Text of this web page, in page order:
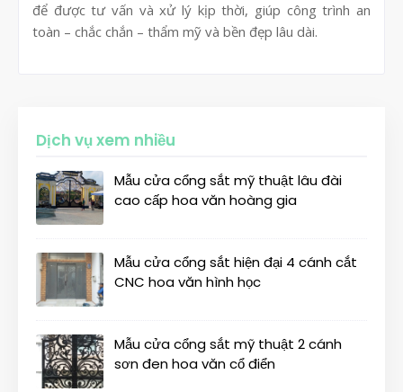
để được tư vấn và xử lý kịp thời, giúp công trình an
toàn – chắc chắn – thẩm mỹ và bền đẹp lâu dài.
Dịch vụ xem nhiều
Mẫu cửa cổng sắt mỹ thuật lâu đài
cao cấp hoa văn hoàng gia
Mẫu cửa cổng sắt hiện đại 4 cánh cắt
CNC hoa văn hình học
Mẫu cửa cổng sắt mỹ thuật 2 cánh
sơn đen hoa văn cổ điển